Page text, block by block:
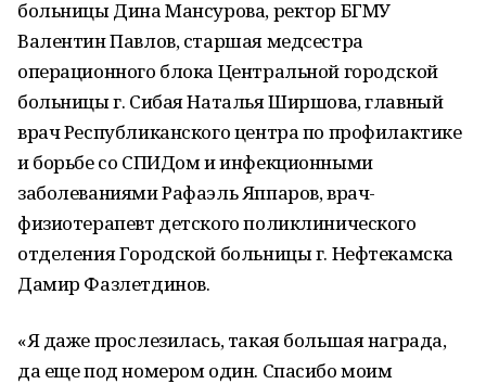
больницы Дина Мансурова, ректор БГМУ
Валентин Павлов, старшая медсестра
операционного блока Центральной городской
больницы г. Сибая Наталья Ширшова, главный
врач Республиканского центра по профилактике
и борьбе со СПИДом и инфекционными
заболеваниями Рафаэль Яппаров, врач-
физиотерапевт детского поликлинического
отделения Городской больницы г. Нефтекамска
Дамир Фазлетдинов.
«Я даже прослезилась, такая большая награда,
да еще под номером один. Спасибо моим